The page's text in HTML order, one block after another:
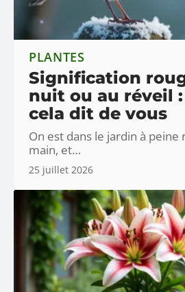
PLANTES
Signification
nuit ou au réveil
cela dit de vous
On est dans le jardin à peine
main, et…
25 juillet 2026